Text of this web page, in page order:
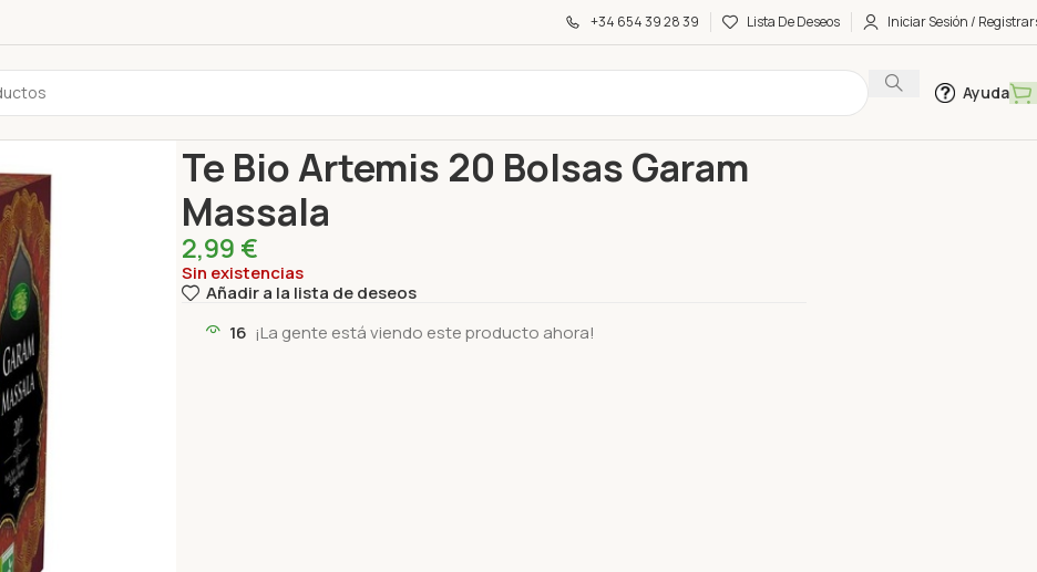
+34 654 39 28 39 Lista De Deseos Iniciar Sesión /
Ayuda
Te Bio Artemis 20 Bolsas Garam
Massala
2,99 €
Sin existencias
Añadir a la lista de deseos
16 ¡La gente está viendo este producto ahora!